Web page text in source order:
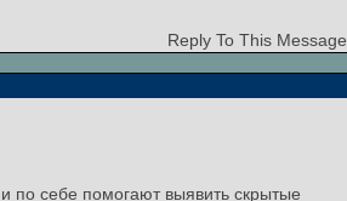
Reply To This Message
по себе помогают выявить скрытые